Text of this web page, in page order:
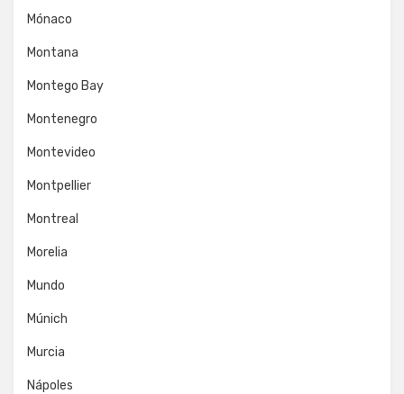
Mónaco
Montana
Montego Bay
Montenegro
Montevideo
Montpellier
Montreal
Morelia
Mundo
Múnich
Murcia
Nápoles